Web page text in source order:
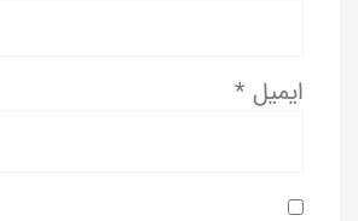
ایمیل *